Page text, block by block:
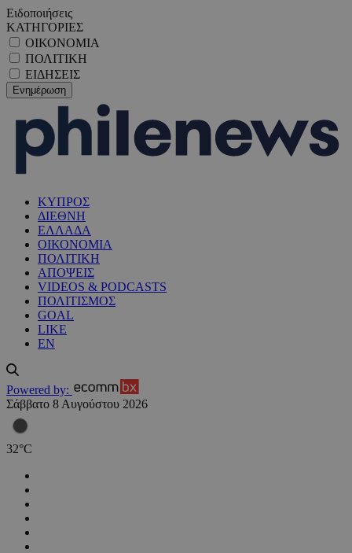
Ειδοποιήσεις
ΚΑΤΗΓΟΡΙΕΣ
ΟΙΚΟΝΟΜΙΑ
ΠΟΛΙΤΙΚΗ
ΕΙΔΗΣΕΙΣ
ΚΥΠΡΟΣ
ΔΙΕΘΝΗ
ΕΛΛΑΔΑ
ΟΙΚΟΝΟΜΙΑ
ΠΟΛΙΤΙΚΗ
ΑΠΟΨΕΙΣ
VIDEOS & PODCASTS
ΠΟΛΙΤΙΣΜΟΣ
GOAL
LIKE
EN
Powered by:
Σάββατο 8 Αυγούστου 2026
32°C